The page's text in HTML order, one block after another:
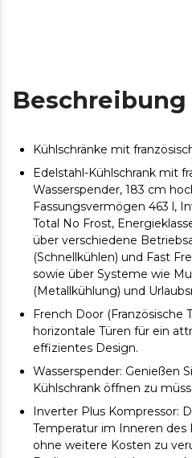
Beschreibung
Kühlschränke mit
Edelstahl-Kühlschrank mit
Wasserspender, 183 cm
Fassungsvermögen 463 l,
Total No Frost,
über verschiedene
(Schnellkühlen) und Fast
sowie über Systeme wie
(Metallkühlung) und
French Door (Französische
horizontale Türen für ein
effizientes Design.
Wasserspender: Genießen
Kühlschrank öffnen zu
Inverter Plus Kompressor:
Temperatur im Inneren des
ohne weitere Kosten zu